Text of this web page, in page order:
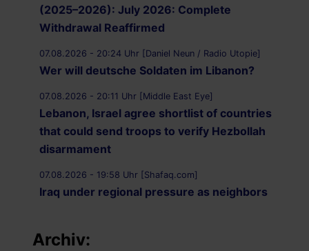
(2025–2026): July 2026: Complete
Withdrawal Reaffirmed
07.08.2026 - 20:24 Uhr [Daniel Neun / Radio Utopie]
Wer will deutsche Soldaten im Libanon?
07.08.2026 - 20:11 Uhr [Middle East Eye]
Lebanon, Israel agree shortlist of countries
that could send troops to verify Hezbollah
disarmament
07.08.2026 - 19:58 Uhr [Shafaq.com]
Iraq under regional pressure as neighbors
07.08.2026 - 19:49 Uhr [Middle East Eye]
Archiv: